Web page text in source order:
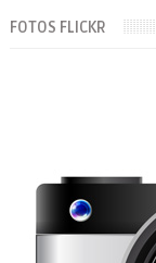
FOTOS FLICKR